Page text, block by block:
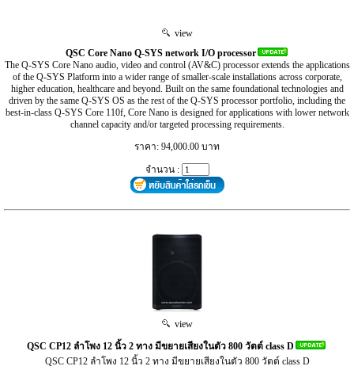
view
QSC Core Nano Q-SYS network I/O processor
The Q-SYS Core Nano audio, video and control (AV&C) processor extends the applications
of the Q-SYS Platform into a wider range of smaller-scale installations across corporate,
higher education, healthcare and beyond. Built on the same foundational technologies and
driven by the same Q-SYS OS as the rest of the Q-SYS processor portfolio, including the
best-in-class Q-SYS Core 110f, Core Nano is designed for applications with lower network
channel capacity and/or targeted processing requirements.
ราคา: 94,000.00 บาท
จำนวน :
view
QSC CP12 ลำโพง 12 นิ้ว 2 ทาง มีขยายเสียงในตัว 800 วัตต์ class D
QSC CP12 ลำโพง 12 นิ้ว 2 ทาง มีขยายเสียงในตัว 800 วัตต์ class D